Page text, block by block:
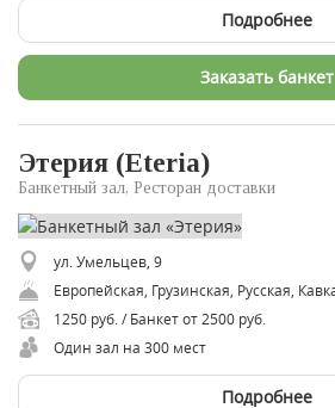
Подробнее
Заказать банкет
Этерия (Eteria)
Банкетный зал, Ресторан доставки
ул. Умельцев, 9
1250 руб. / Банкет от 2500 руб.
Один зал на 300 мест
Подробнее